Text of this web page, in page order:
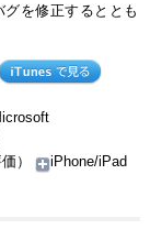
グを修正するととも
）
iPhone/iPad